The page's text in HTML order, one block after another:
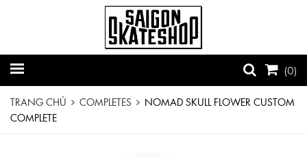
(0)
TRANG CHỦ COMPLETES
NOMAD SKULL FLOWER CUSTOM
COMPLETE